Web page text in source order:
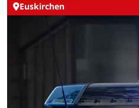
Euskirchen